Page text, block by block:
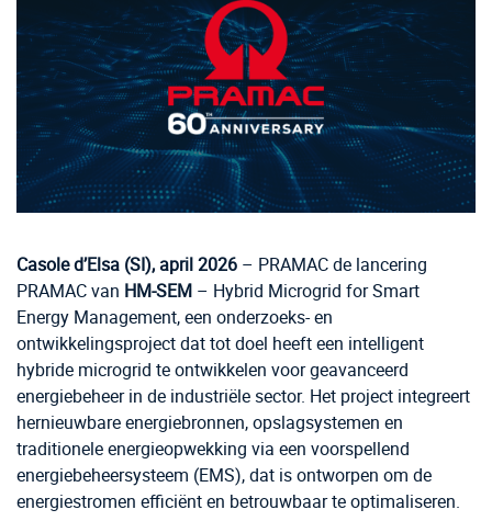
Casole d’Elsa (SI), april 2026 – PRAMAC de lancering
PRAMAC van HM-SEM – Hybrid Microgrid for Smart
Energy Management, een onderzoeks- en
ontwikkelingsproject dat tot doel heeft een intelligent
hybride microgrid te ontwikkelen voor geavanceerd
energiebeheer in de industriële sector. Het project integreert
hernieuwbare energiebronnen, opslagsystemen en
traditionele energieopwekking via een voorspellend
energiebeheersysteem (EMS), dat is ontworpen om de
energiestromen efficiënt en betrouwbaar te optimaliseren.